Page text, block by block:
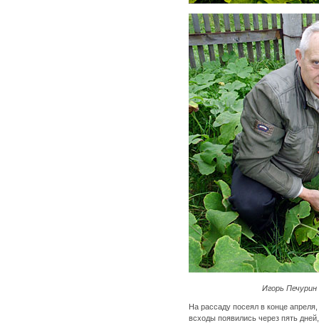
Игорь
На рассаду посеял в конце
всходы появились через пять